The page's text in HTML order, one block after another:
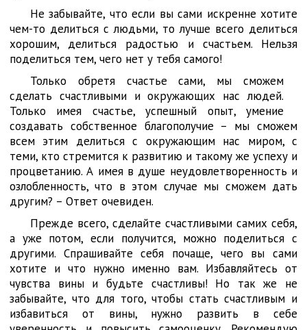
Не забывайте, что если вы сами искренне хотите
чем-то делиться с людьми, то лучше всего делиться
хорошим, делиться радостью и счастьем. Нельзя
поделиться тем, чего нет у тебя самого!
Только обретя счастье сами, мы сможем
сделать счастливыми и окружающих нас людей.
Только имея счастье, успешный опыт, умение
создавать собственное благополучие – мы сможем
всем этим делиться с окружающим нас миром, с
теми, кто стремится к развитию и такому же успеху и
процветанию. А имея в душе неудовлетворенность и
озлобленность, что в этом случае мы сможем дать
другим? – Ответ очевиден.
Прежде всего, сделайте счастливыми самих себя,
а уже потом, если получится, можно поделиться с
другими. Спрашивайте себя почаще, чего вы сами
хотите и что нужно именно вам. Избавляйтесь от
чувства вины и будьте счастливы! Но так же не
забывайте, что для того, чтобы стать счастливым и
избавиться от вины, нужно развить в себе